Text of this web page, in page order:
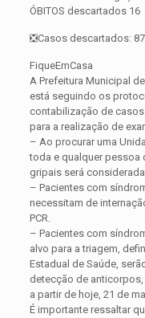
ÓBITOS descartados 16
❎Casos descartados:
FiqueEmCasa
A Prefeitura Municipal
está seguindo os
contabilização de
para a realização de
– Ao procurar uma
toda e qualquer pessoa
gripais será
– Pacientes com
necessitam de
PCR.
– Pacientes com
alvo para a triagem,
Estadual de Saúde,
detecção de anticorpos,
a partir de hoje, 21 de
É importante ressaltar